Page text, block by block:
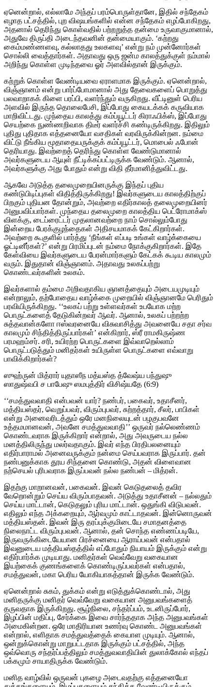
ஏனென்றால், எல்லாமே அந்தப் பரம்பொருள்தானே, இதில் சந்தேகம்
எழாத பட்சத்தில், புற விஷயங்களில் என்ன சந்தேகம் எழப்போகிறது,
அதனால் தெரிந்து கொள்வதில் பற்றறுத்த தன்மை உருவாகுமானால்,
அதுவே திருப்தி அடைந்தவனின் தன்மையாகும். ‘கற்றது
கைம்மண்ணளவு, கல்லாதது உலகளவு’ என்று நம் முன்னோர்கள்
சொல்லி வைத்தார்கள். அதாவது ஒரு ஜன்ம காலத்துக்குள் நம்மால்
அறிந்து கொள்ள முடிந்தவை ஓர் அளவில்தான் இருக்கும்.
கற்றுக் கொள்ள வேண்டியவை ஏராளமாக இருக்கும். ஏனென்றால்,
விஞ்ஞானம் என்று பார்ப்போமானால் அது தேவைகளைப் பொறுத்து
பலவாறாகக் கிளை பரப்பி, வளர்ந்தும் வருகிறது. வீட்டினுள் பெரிய
அளவில் இருந்த தொலைபேசி, இப்போது கையடக்கக் கருவியாக
மாறிவிட்டது. முந்தைய காலத்து கம்ப்யூட்டர் கிராஃபிக்ஸ், இப்போது
செயற்கை நுண்ணறிவாக திடீர் வளர்ச்சி கண்டிருக்கிறது. இதிலும்
புதிது புதிதாக எத்தனையோ வசதிகள் வரவிருக்கின்றன. நம்மை
விட்டு நீங்கிய மூதாதையருக்குக் கம்ப்யூட்டர், மொபைல் ஃபோன்
தெரியாது. இவற்றைத் தெரிந்து கொள்ள வேண்டுமானால்
அவர்களுடைய ஆயுள் நீட்டிக்கப்பட்டிருக்க வேண்டும். ஆனால்,
அவர்களுக்கு அது போதும் என்று விதி தீர்மானித்துவிட்டது.
ஆகவே அடுத்த தலைமுறையினருக்கு இந்தப் புதிய
கண்டுபிடிப்புகள் விதித்திருக்கிறது! இவர்களுடைய காலத்திற்குப்
பிறகும் புதியன தோன்றும், அவற்றை எதிர்காலத் தலைமுறையினர்
அனுபவிப்பார்கள். முந்தைய தலைமுறை காலத்திய பெட்ரோமாக்ஸ்
விளக்கு, டைப்ரைட்டர் முதலானவற்றை நாம் சொல்லும்போது
இன்றைய பேரக்குழந்தைகள் அதிசயமாகக் கேட்கிறார்கள்.
அவற்றை கூகுளில் பார்த்து ‘நீங்கள் எப்படி உங்கள் வாழ்க்கையை
ஓட்டினீர்கள்?’ என்று பிரமிப்புடன் நம்மை நோக்குகிறார்கள். இதே
கேள்வியை இவர்களுடைய பேரன்மார்களும் கேட்கக் கூடிய காலமும்
வரும். இதுதான் விஞ்ஞானம். அதாவது உலகப்பற்று
கொண்டவர்களின் உலகம்.
இவர்களால் தம்மை அறிவதாகிய ஞானத்தையும் அடையமுடியும்
என்றாலும், தற்போதைய வாழ்க்கை முறையில் விஞ்ஞானமே பெரிதும்
பரவியிருக்கிறது. ‘‘உலகப் பற்று உள்ளவர்கள் உபயோக மற்ற
பொருட்களைத் தேடுகின்றவர் ஆவர். ஆனால், உலகப் பற்றற்ற
சுத்தவான்களோ ஈஸ்வரனையே விசுவாசித்து அவனையே சதா சர்வ
காலமும் சிந்தித்திருப்பார்கள்’ என்கிறார், ஸ்ரீ ராமகிருஷ்ண
பரமஹம்சர். சரி, உயிரற்ற பொருட்களை இவ்வாறெல்லாம்
பொருட்படுத்தும் மனிதர்கள் உயிருள்ள பொருட்களை எவ்வாறு
பாவிக்கிறார்கள்?
ஸுஹ்ருன் மித்ரார் யுதாஸீந மத்யஸ்த த்வேஷ்ய பந்துஷு
ஸாதுஷ்வபி ச பாபேஷு ஸமபுத்திர் விசிஷ்யதே (6:9)
‘‘சமத்துவவாதி என்பவன் யார்? நண்பர், பகைவர், உதாசீனர்,
மத்தியஸ்தர், வெறுப்பவர், விரும்புபவர், சுற்றத்தார், சீலர், பாபிகள்
என்று அனைவரிடத்தும் ஒரே மனநிலையுடன் பழகுபவனே
உத்தமமானவன், அவனே சமத்துவவாதி’’ ஒருவர் நல்லெண்ணம்
கொண்டவராக இருக்கிறார் என்றால், அது அவருடைய நல்ல
மனத்திலிருந்து மலர்வதாகும். இவர் எந்த பிரதிபலனையும்
எதிர்பாராமல் அனைவருக்கும் நன்மை செய்பவராக இருப்பார். தன்
நண்பனுக்காக தூய சிந்தனை கொண்டு, அதன் விளைவான
நற்செயல் புரிபவராக இருப்பவன் நல்ல நண்பன் – மித்ரன்.
இதற்கு மாறானவன், பகைவன். இவன் கெடுதலைத் தவிர
வேறொன்றும் செய்ய விரும்பாதவன். அடுத்து உதாசீனன் – நல்லதும்
செய்ய மாட்டான், கெடுதலும் புரிய மாட்டான். ஒதுங்கி விடுபவன்.
எதிலும் எந்த அக்கறையும், ஆர்வமும் காட்டாதவன். இன்னொருவன்
மத்தியஸ்தன். இவன் இரு தரப்புக்குமிடையே சமாதனத்தை
நிலைநாட்ட விரும்புபவன். ஆனால், தன் சொந்த எண்ணப்படியே,
இருவருக்கிடையேயான பிரச்னையை ஆராய்பவன் என்பதால்
இவனுடைய மத்தியஸ்தத்தில் எப்போதும் நியாயம் இருக்கும் என்று
எதிர்பார்க்க முடியாது. மனிதர்கள் வெவ்வேறு வகையான
இயற்கைக் குணங்களைக் கொண்டிருப்பவர்கள் என்பதால்,
சமத்துவன், மகா பெரிய யோகியாகத்தான் இருக்க வேண்டும்.
ஏனென்றால் சுகம், துக்கம் என்று எடுத்துக்கொண்டால், அது
மனிதருக்கு மனிதர் வெவ்வேறு வகையான அனுபவங்களைத்
தருவதாக இருக்கிறது. சூழ்நிலை, சந்தர்ப்பம், உடனிருப்போர்,
இழப்பின் மதிப்பு, சேர்க்கை இவை சார்ந்ததாக அந்த அனுபவங்கள்
அமைகின்றன. ஒரே மாதிரியான உணர்வு கொண்ட அனுபவங்கள்
என்றால், எளிதாக சமத்துவத்தைக் கையாள முடியும். ஆனால்,
ஒன்றுக்கொன்று மாறுபட்டதாக இருக்கும் பட்சத்தில், அந்த
ஒவ்வொரு சந்தர்ப்பத்திலும் சமத்துவவாதியின் துலாக்கோல் எந்தப்
பக்கமும் சாயாதிருக்க வேண்டும்.
மனித வாழ்வில் ஒருவன் புகழை அடைவதற்கு எத்தனையோ